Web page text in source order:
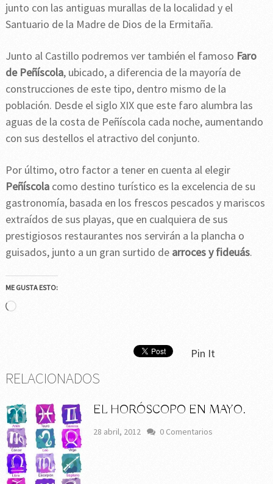
junto con las antiguas murallas de la localidad y el
Santuario de la Madre de Dios de la Ermitaña.
Junto al Castillo podremos ver también el famoso Faro
de Peñíscola, ubicado, a diferencia de la mayoría de
construcciones de este tipo, dentro mismo de la
población. Desde el siglo XIX que este faro alumbra las
aguas de la costa de Peñíscola cada noche, aumentando
con sus destellos el atractivo del conjunto.
Por último, otro factor a tener en cuenta al elegir
Peñíscolacomo destino turístico es la excelencia de su
gastronomía, basada en los frescos pescados y mariscos
extraídos de sus playas, que en cualquiera de sus
prestigiosos restaurantes nos servirán a la plancha o
guisados, junto a un gran surtido de arroces y fideuás.
ME GUSTA ESTO:
Cargando...
Pin It
RELACIONADOS
EL HORÓSCOPO EN MAYO.
28 abril, 2012 0 Comentarios